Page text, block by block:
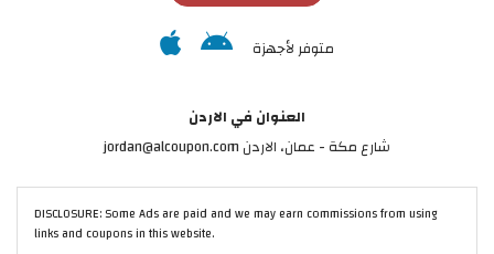
متوفر لأجهزة
العنوان في الاردن
شارع مكة - عمان، الاردن jordan@alcoupon.com
DISCLOSURE: Some Ads are paid and we may earn commissions from using
links and coupons in this website.